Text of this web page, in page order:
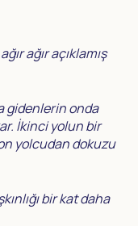
ağır açıklamış
gidenlerin onda
İkinci yolun bir
yolcudan dokuzu
bir kat daha